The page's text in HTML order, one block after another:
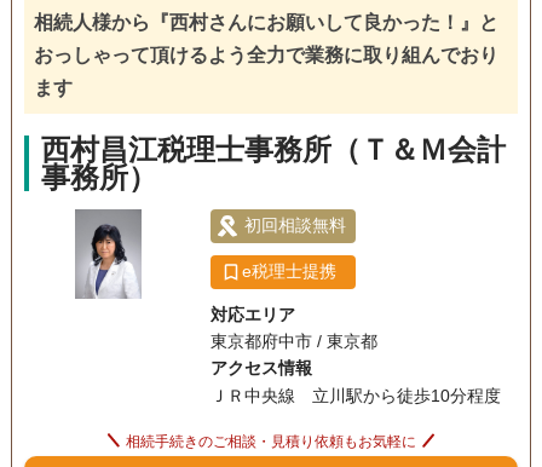
相続税申告を行っております。
18時以降相談可 オンライン面談可 事務所面談可
相続人様から『西村さんにお願いして良かった！』と
おっしゃって頂けるよう全力で業務に取り組んでおり
ます
西村昌江税理士事務所（Ｔ＆Ｍ会計
事務所）
初回相談無料
e税理士提携
対応エリア
東京都府中市 / 東京都
アクセス情報
ＪＲ中央線 立川駅から徒歩10分程度
相続手続きのご相談・見積り依頼もお気軽に